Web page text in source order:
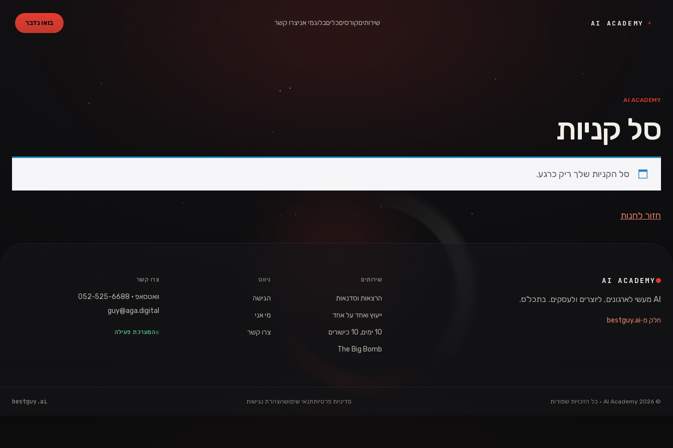
AI ACADEMY שירותיםקורסיםכליםבלוגמי אניצרו קשר בואו נדבר
AI ACADEMY
סל קניות
סל הקניות שלך ריק כרגע.
חזור לחנות
AI ACADEMY
AI מעשי לארגונים, ליוצרים ולעסקים. בתכל'ס.
חלק מ‑bestguy.ai
שירותים
הרצאות וסדנאות
ייעוץ ואחד על אחד
10 ימים, 10 כישורים
The Big Bomb
ניווט
הגישה
מי אני
צרו קשר
צרו קשר
וואטסאפ · 052-525-6688
guy@aga.digital
המערכת פעילה
© 2026 AI Academy · כל הזכויות שמורות מדיניות פרטיותתנאי שימושהצהרת נגישות bestguy.ai